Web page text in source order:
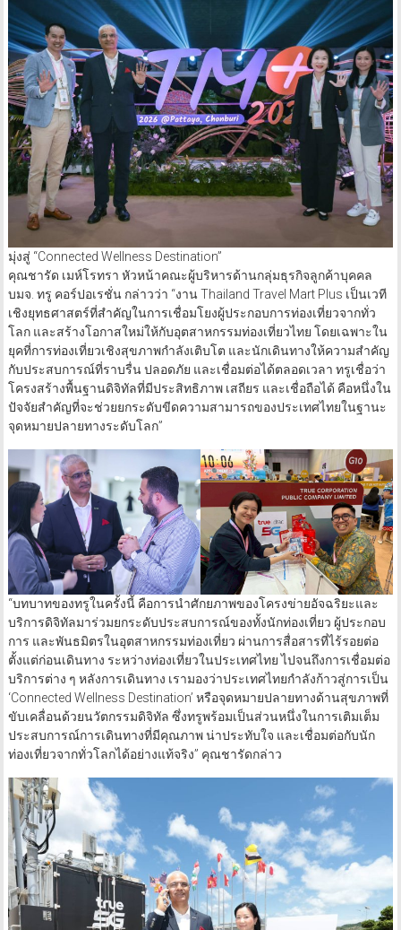
มุ่งสู่ “Connected Wellness Destination”
คุณชารัด เมห์โรทรา หัวหน้าคณะผู้บริหารด้านกลุ่มธุรกิจลูกค้าบุคคล
บมจ. ทรู คอร์ปอเรชั่น กล่าวว่า “งาน Thailand Travel Mart Plus เป็นเวที
เชิงยุทธศาสตร์ที่สำคัญในการเชื่อมโยงผู้ประกอบการท่องเที่ยวจากทั่ว
โลก และสร้างโอกาสใหม่ให้กับอุตสาหกรรมท่องเที่ยวไทย โดยเฉพาะใน
ยุคที่การท่องเที่ยวเชิงสุขภาพกำลังเติบโต และนักเดินทางให้ความสำคัญ
กับประสบการณ์ที่ราบรื่น ปลอดภัย และเชื่อมต่อได้ตลอดเวลา ทรูเชื่อว่า
โครงสร้างพื้นฐานดิจิทัลที่มีประสิทธิภาพ เสถียร และเชื่อถือได้ คือหนึ่งใน
ปัจจัยสำคัญที่จะช่วยยกระดับขีดความสามารถของประเทศไทยในฐานะ
“บทบาทของทรูในครั้งนี้ คือการนำศักยภาพของโครงข่ายอัจฉริยะและ
บริการดิจิทัลมาร่วมยกระดับประสบการณ์ของทั้งนักท่องเที่ยว ผู้ประกอบ
การ และพันธมิตรในอุตสาหกรรมท่องเที่ยว ผ่านการสื่อสารที่ไร้รอยต่อ
ตั้งแต่ก่อนเดินทาง ระหว่างท่องเที่ยวในประเทศไทย ไปจนถึงการเชื่อมต่อ
บริการต่าง ๆ หลังการเดินทาง เรามองว่าประเทศไทยกำลังก้าวสู่การเป็น
‘Connected Wellness Destination’ หรือจุดหมายปลายทางด้านสุขภาพที่
ขับเคลื่อนด้วยนวัตกรรมดิจิทัล ซึ่งทรูพร้อมเป็นส่วนหนึ่งในการเติมเต็ม
ประสบการณ์การเดินทางที่มีคุณภาพ น่าประทับใจ และเชื่อมต่อกับนัก